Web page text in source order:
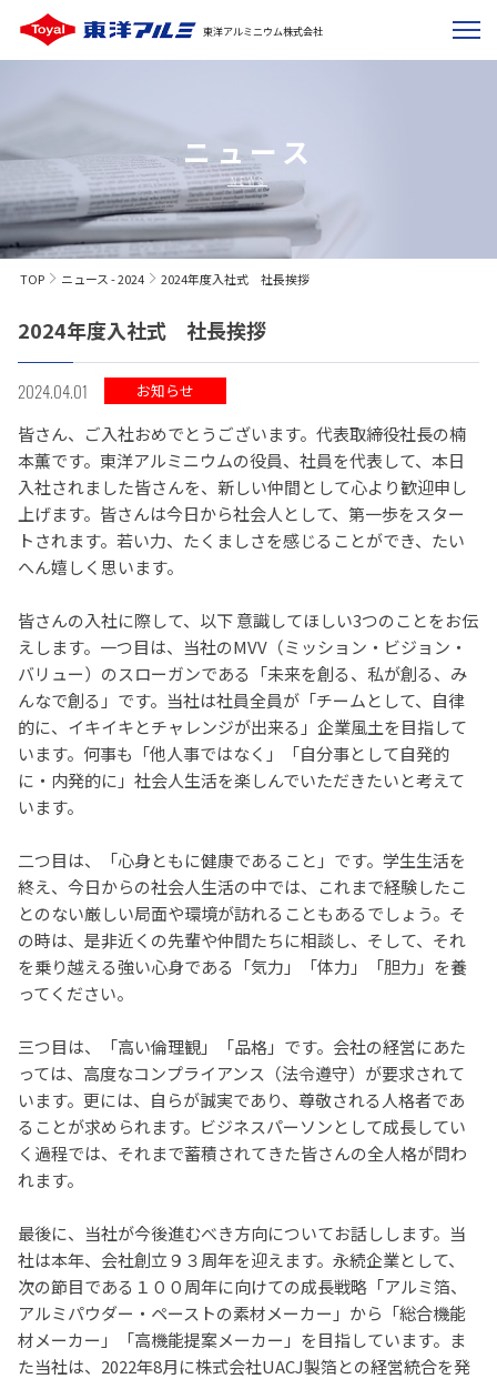
東洋アルミニウム株式会社
ニュース
NEWS
TOP ニュース - 2024 2024年度入社式 社長挨拶
2024年度入社式 社長挨拶
2024.04.01 お知らせ
皆さん、ご入社おめでとうございます。代表取締役社長の楠
本薫です。東洋アルミニウムの役員、社員を代表して、本日
入社されました皆さんを、新しい仲間として心より歓迎申し
上げます。皆さんは今日から社会人として、第一歩をスター
トされます。若い力、たくましさを感じることができ、たい
へん嬉しく思います。
皆さんの入社に際して、以下 意識してほしい3つのことをお伝
えします。一つ目は、当社のMVV（ミッション・ビジョン・
バリュー）のスローガンである「未来を創る、私が創る、み
んなで創る」です。当社は社員全員が「チームとして、自律
的に、イキイキとチャレンジが出来る」企業風土を目指して
います。何事も「他人事ではなく」「自分事として自発的
に・内発的に」社会人生活を楽しんでいただきたいと考えて
います。
二つ目は、「心身ともに健康であること」です。学生生活を
終え、今日からの社会人生活の中では、これまで経験したこ
とのない厳しい局面や環境が訪れることもあるでしょう。そ
の時は、是非近くの先輩や仲間たちに相談し、そして、それ
を乗り越える強い心身である「気力」「体力」「胆力」を養
ってください。
三つ目は、「高い倫理観」「品格」です。会社の経営にあた
っては、高度なコンプライアンス（法令遵守）が要求されて
います。更には、自らが誠実であり、尊敬される人格者であ
ることが求められます。ビジネスパーソンとして成長してい
く過程では、それまで蓄積されてきた皆さんの全人格が問わ
れます。
最後に、当社が今後進むべき方向についてお話しします。当
社は本年、会社創立９３周年を迎えます。永続企業として、
次の節目である１００周年に向けての成長戦略「アルミ箔、
アルミパウダー・ペーストの素材メーカー」から「総合機能
材メーカー」「高機能提案メーカー」を目指しています。ま
た当社は、 2022年8月に株式会社UACJ製箔との経営統合を発